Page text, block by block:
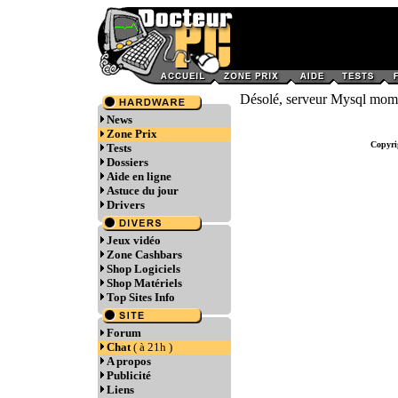
News
Zone Prix
Tests
Dossiers
Aide en ligne
Astuce du jour
Drivers
Jeux vidéo
Zone Cashbars
Shop Logiciels
Shop Matériels
Top Sites Info
Forum
Chat( à 21h )
A propos
Publicité
Liens
Désolé, serveur Mysql